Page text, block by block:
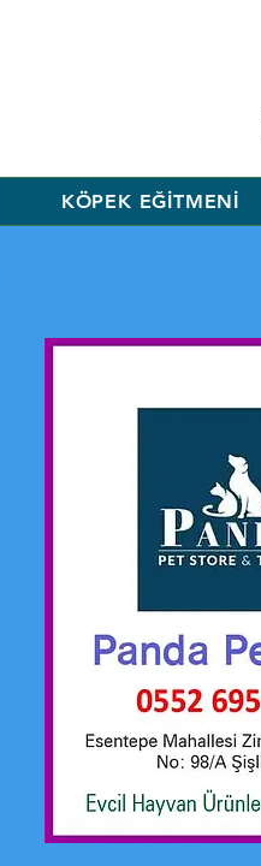
KÖPEK EĞİTMENİ